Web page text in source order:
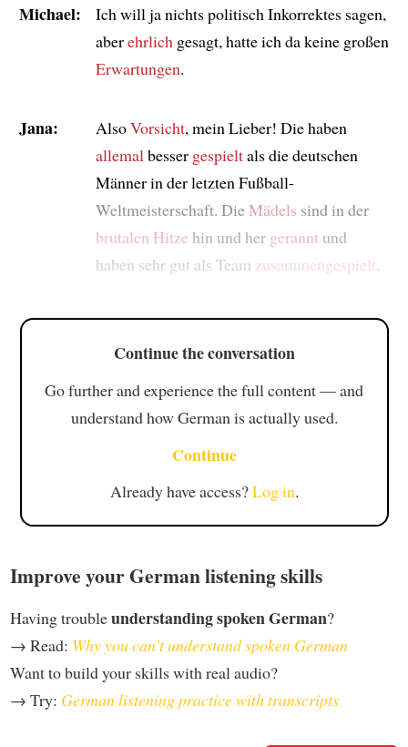
Michael:
Ich will ja nichts politisch Inkorrektes sagen,
aberehrlich gesagt, hatte ich da keine großen
Erwartungen.
Jana: AlsoVorsicht, mein Lieber! Die haben
allemal besser gespieltals die deutschen
Männer in der letzten Fußball-
Weltmeisterschaft. DieMädels sind in der
brutalen Hitze hin und her gerannt und
haben sehr gut als Team zusammengespielt.
Continue the conversation
Go further and experience the full content — and
understand how German is actually used.
Continue
Already have access?Log in.
Improve your German listening skills
Having troubleunderstanding spoken German?
→ Read: Why you can't understand spoken German
Want to build your skills with real audio?
→ Try: German listening practice with transcripts